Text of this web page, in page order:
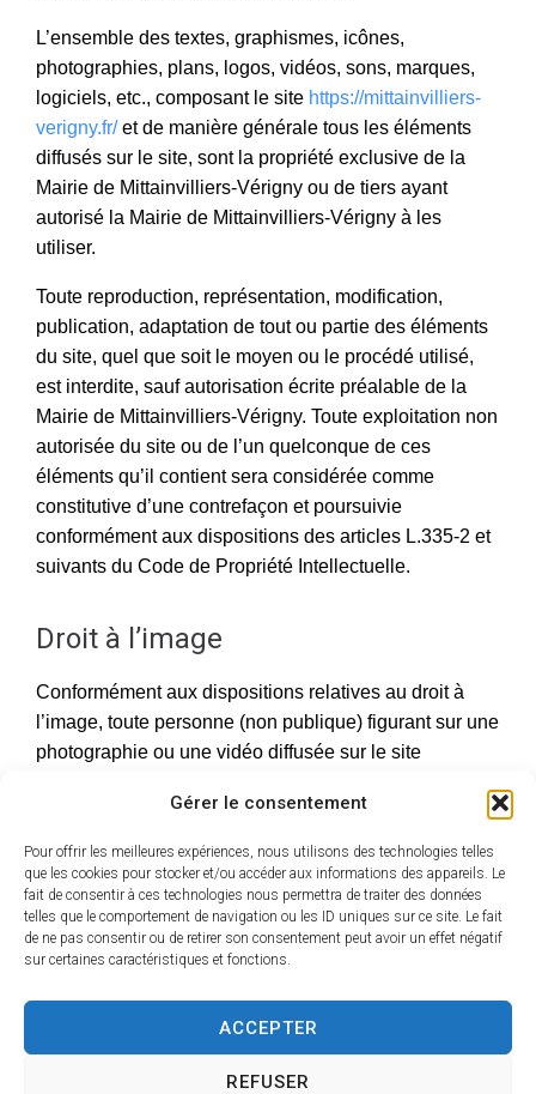
Gérer le consentement
Pour offrir les meilleures expériences, nous utilisons des technologies telles
que les cookies pour stocker et/ou accéder aux informations des appareils. Le
fait de consentir à ces technologies nous permettra de traiter des données
telles que le comportement de navigation ou les ID uniques sur ce site. Le fait
de ne pas consentir ou de retirer son consentement peut avoir un effet négatif
sur certaines caractéristiques et fonctions.
ACCEPTER
REFUSER
L’ensemble des textes, graphismes, icônes,
photographies, plans, logos, vidéos, sons, marques,
logiciels, etc., composant le site https://mittainvilliers-
verigny.fr/et de manière générale tous les éléments
diffusés sur le site, sont la propriété exclusive de la
Mairie de Mittainvilliers-Vérigny ou de tiers ayant
autorisé la Mairie de Mittainvilliers-Vérigny à les
utiliser.
Toute reproduction, représentation, modification,
publication, adaptation de tout ou partie des éléments
du site, quel que soit le moyen ou le procédé utilisé,
est interdite, sauf autorisation écrite préalable de la
Mairie de Mittainvilliers-Vérigny. Toute exploitation non
autorisée du site ou de l’un quelconque de ces
éléments qu’il contient sera considérée comme
constitutive d’une contrefaçon et poursuivie
conformément aux dispositions des articles L.335-2 et
suivants du Code de Propriété Intellectuelle.
Droit à l’image
Conformément aux dispositions relatives au droit à
l’image, toute personne (non publique) figurant sur une
photographie ou une vidéo diffusée sur le site
son autorisation expresse pour sa diffusion, pourra
demander le retrait du cliché ou de la séquence sur
simple demande auprès de la Mairie de Mittainvilliers-
Vérigny.
Liens Hypertextes d’accès à un site